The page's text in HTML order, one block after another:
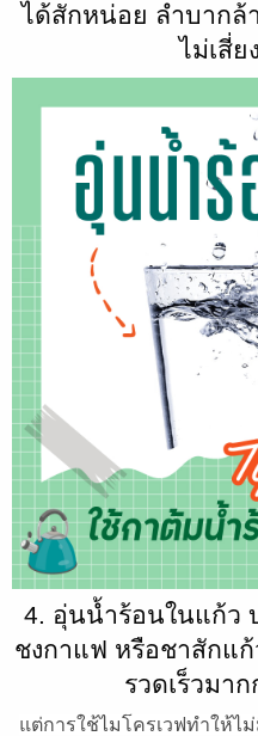
ได้สักหน่อย ลำบากล้
ไม่เสี่ย
4. อุ่นน้ำร้อนในแก้ว
ชงกาแฟ หรือชาสักแก้
รวดเร็วมา
แต่การใช้ไมโครเวฟทำให้ไ